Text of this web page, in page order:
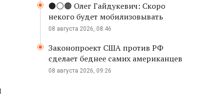
⚫️⚪️🟤 Олег Гайдукевич: Скоро
некого будет мобилизовывать
08 августа 2026, 08:46
Законопроект США против РФ
сделает беднее самих американцев
08 августа 2026, 09:26